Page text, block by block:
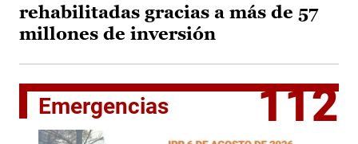
rehabilitadas gracias a más de 57
millones de inversión
Emergencias 112